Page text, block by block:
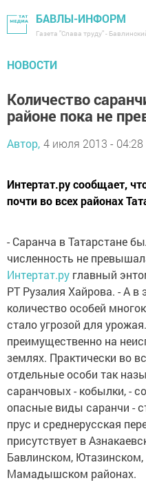
БАВЛЫ-ИНФОРМ
Газета "Слава труду" -
НОВОСТИ
Количество
районе пока не
Автор, 4 июля 2013 - 04:28
Интертат.ру сообщает,
почти во всех районах
- Саранча в Татарстане
численность не
Интертат.ру главный
РТ Рузалия Хайрова. - А в
количество особей
стало угрозой для
преимущественно на
землях. Практически во
отдельные особи так
саранчовых - кобылки, -
опасные виды саранчи -
прус и среднерусская
присутствует в
Бавлинском,
Мамадышском районах.